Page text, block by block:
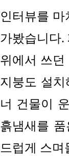
인터뷰를
가봤습니다.
위에서 쓰
지붕도 설치
너 건물이
흙냄새를
드럽게 스며